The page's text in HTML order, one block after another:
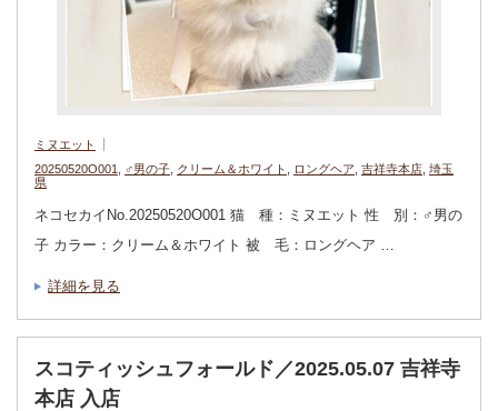
ミヌエット
20250520O001
♂男の子 クリーム＆ホワイト ロングヘア 吉祥寺本店 埼玉
県
ネコセカイNo.20250520O001 猫 種：ミヌエット 性 別：♂男の
子 カラー：クリーム＆ホワイト 被 毛：ロングヘア …
詳細を見る
スコティッシュフォールド／2025.05.07 吉祥寺
本店 入店